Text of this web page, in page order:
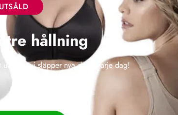
hållning
men vi släpper nya deals varje dag!